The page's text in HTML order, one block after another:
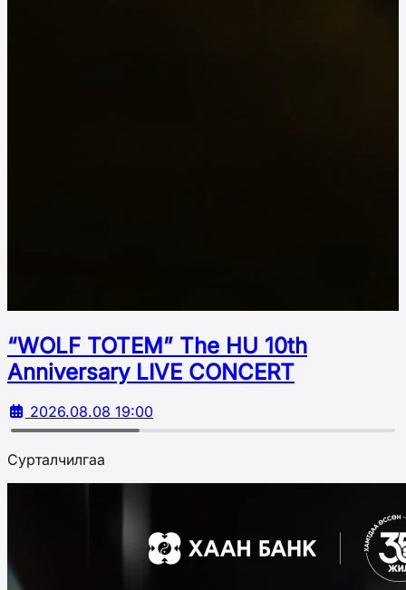
“WOLF TOTEM” The HU 10th
Аnniversary LIVE CONCERT
2026.08.08 19:00
Сурталчилгаа